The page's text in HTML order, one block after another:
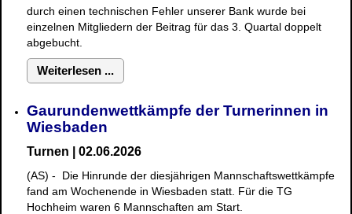
durch einen technischen Fehler unserer Bank wurde bei
einzelnen Mitgliedern der Beitrag für das 3. Quartal doppelt
abgebucht.
Weiterlesen ...
Gaurundenwettkämpfe der Turnerinnen in
Wiesbaden
Turnen | 02.06.2026
(AS) - Die Hinrunde der diesjährigen Mannschaftswettkämpfe
fand am Wochenende in Wiesbaden statt. Für die TG
Hochheim waren 6 Mannschaften am Start.